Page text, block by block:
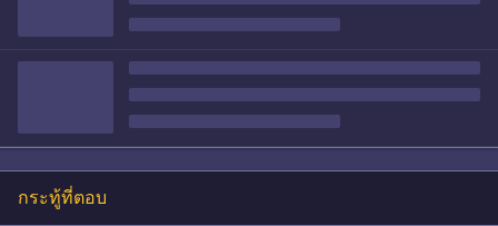
กระทู้ที่ตอบ